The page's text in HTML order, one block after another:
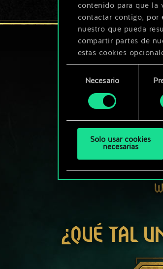
contenido para que la
contactar contigo, por
nuestro que pueda
compartir partes de
estas cookies
Encontrarás todos los
más abajo.
consentimiento
Necesario
Solo usar cookies
necesarias
¿QUÉ TAL